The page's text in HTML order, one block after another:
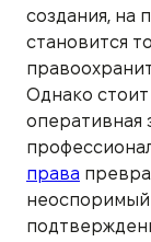
создания, на
становится
Однако
оперативная
права